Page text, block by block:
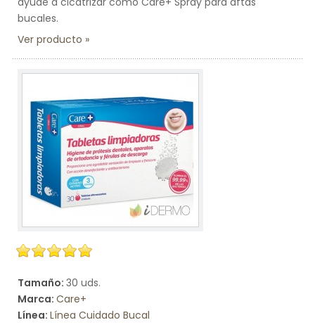
bucales.
Ver producto
Tamaño: 30 uds.
Marca: Care+
Línea: Línea Cuidado Bucal